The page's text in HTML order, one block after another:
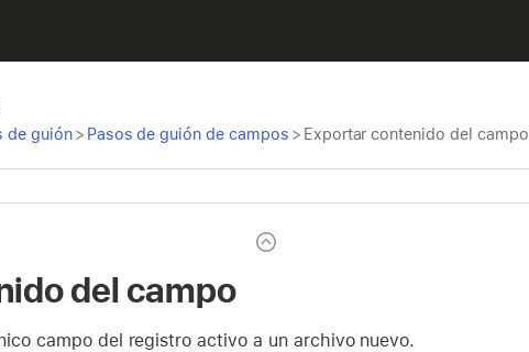
de guión> Pasos de guión de campos > Exportar contenido del campo
del campo
campo del registro activo a un archivo nuevo.